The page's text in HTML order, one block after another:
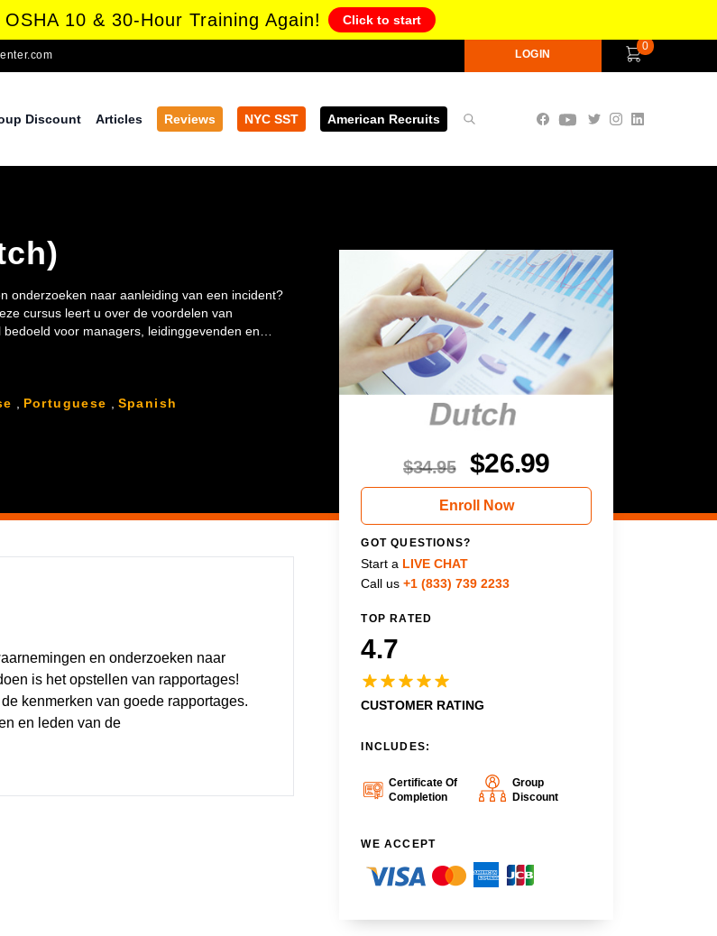
10 & 30-Hour Training Again! Click to start
LOGIN
0
Discount Articles Reviews NYC SST American Recruits
onderzoeken naar aanleiding van een incident?
cursus leert u over de voordelen van
voor managers, leidinggevenden en
Portuguese
Spanish
en onderzoeken naar
is het opstellen van rapportages!
kenmerken van goede rapportages.
en leden van de
$34.95 $26.99
Enroll Now
GOT QUESTIONS?
Start a LIVE CHAT
Call us +1 (833) 739 2233
TOP RATED
4.7
CUSTOMER RATING
INCLUDES:
Certificate Of
Completion
Group
Discount
WE ACCEPT